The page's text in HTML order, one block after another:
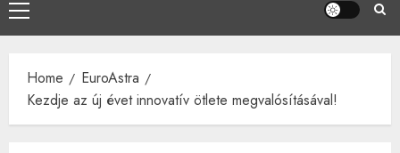
Primary
Menu
Home
EuroAstra
Kezdje az új évet innovatív ötlete megvalósításával!